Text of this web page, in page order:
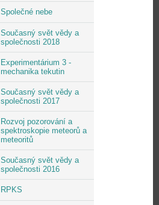
Společné nebe
Současný svět vědy a
společnosti 2018
Experimentárium 3 -
mechanika tekutin
Současný svět vědy a
společnosti 2017
Rozvoj pozorování a
spektroskopie meteorů a
meteoritů
Současný svět vědy a
společnosti 2016
RPKS